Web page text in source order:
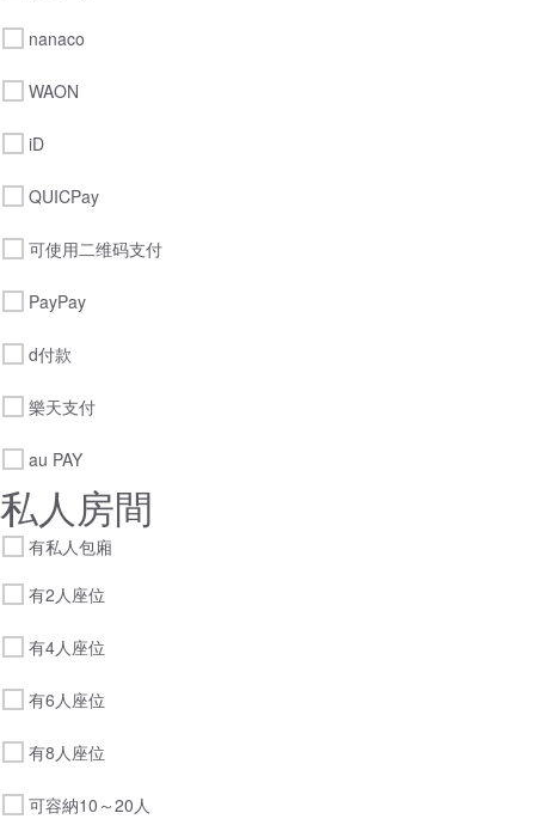
nanaco
WAON
iD
QUICPay
可使用二维码支付
PayPay
d付款
樂天支付
au PAY
私人房間
有私人包廂
有2人座位
有4人座位
有6人座位
有8人座位
可容納10～20人